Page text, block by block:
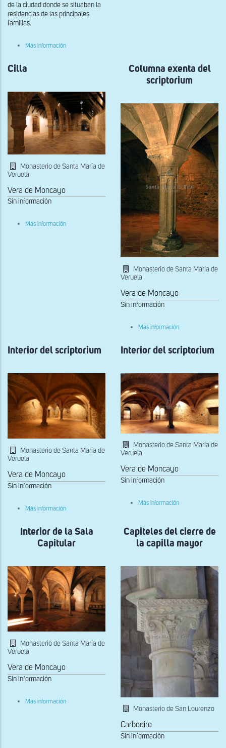
de la ciudad donde se situaban la
residencias de las principales
familias.
Más información
Floresta
de
Tàrrega
Cilla
Monasterio de Santa María de
Veruela
Vera de Moncayo
Sin información
Más información
Columna exenta del
scriptorium
Monasterio de Santa María de
Veruela
Vera de Moncayo
Sin información
Más información
del
scriptorium
Interior del scriptorium
Monasterio de Santa María de
Veruela
Vera de Moncayo
Sin información
Más información
scriptorium
Interior del scriptorium
Monasterio de Santa María de
Veruela
Vera de Moncayo
Sin información
Más información
Interior de la Sala
Capitular
Monasterio de Santa María de
Veruela
Vera de Moncayo
Sin información
Más información
Capiteles del cierre de
la capilla mayor
Monasterio de San Lourenzo
Carboeiro
Sin información